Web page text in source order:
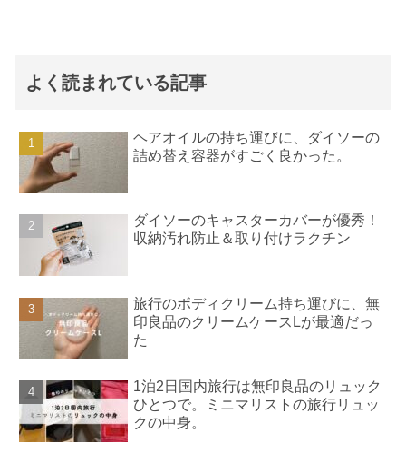
よく読まれている記事
ヘアオイルの持ち運びに、ダイソーの
詰め替え容器がすごく良かった。
ダイソーのキャスターカバーが優秀！
収納汚れ防止＆取り付けラクチン
旅行のボディクリーム持ち運びに、無
印良品のクリームケースLが最適だっ
た
1泊2日国内旅行は無印良品のリュック
ひとつで。ミニマリストの旅行リュッ
クの中身。